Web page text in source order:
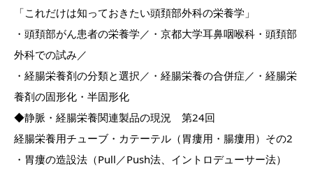
「これだけは知っておきたい頭頚部外科の栄養学」
・頭頚部がん患者の栄養学／・京都大学耳鼻咽喉科・頭頚部
外科での試み／
・経腸栄養剤の分類と選択／・経腸栄養の合併症／・経腸栄
養剤の固形化・半固形化
◆静脈・経腸栄養関連製品の現況 第24回
経腸栄養用チューブ・カテーテル（胃瘻用・腸瘻用）その2
・胃瘻の造設法（Pull／Push法、イントロデューサー法）